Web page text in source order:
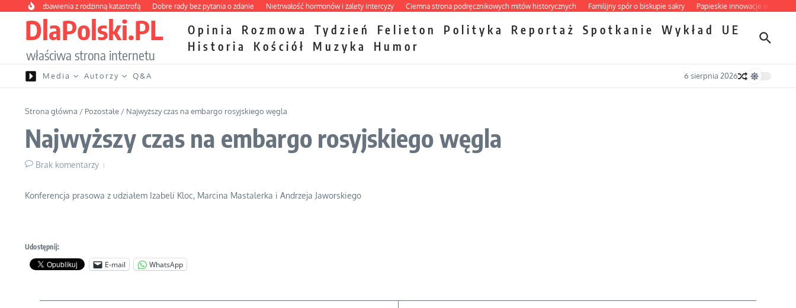
Przejdź do treści
kurs zbawienia z rodzinną katastrofą Dobre rady bez pytania o zdanie Nietrwałość hormonów i zalety intercyzy Ciemna strona podręcznikowych mitów historycznych Familijny spór o biskupie sakry Papieskie innowacje w tradycyjnym
DlaPolski.PL
właściwa strona internetu
Opinia Rozmowa Tydzień Felieton Polityka Reportaż Spotkanie Wykład
UE
Historia
Kościół Muzyka Humor
Media Autorzy Q&A 6 sierpnia 2026
Strona główna / Pozostałe / Najwyższy czas na embargo rosyjskiego węgla
Najwyższy czas na embargo rosyjskiego węgla
Brak komentarzy
Konferencja prasowa z udziałem Izabeli Kloc, Marcina Mastalerka i Andrzeja Jaworskiego
Udostępnij:
E-mail WhatsApp